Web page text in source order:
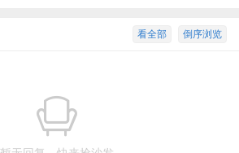
倒序浏览
看全部